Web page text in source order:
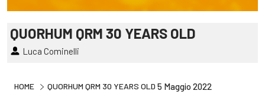
QUORHUM QRM 30 YEARS OLD
Luca Cominelli
HOME QUORHUM QRM 30 YEARS OLD 5 Maggio 2022